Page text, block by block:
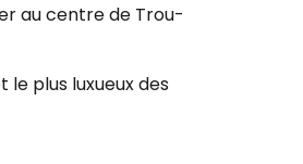
au centre de Trou-
le plus luxueux des